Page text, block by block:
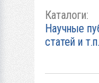
Каталоги:
Научные
статей и